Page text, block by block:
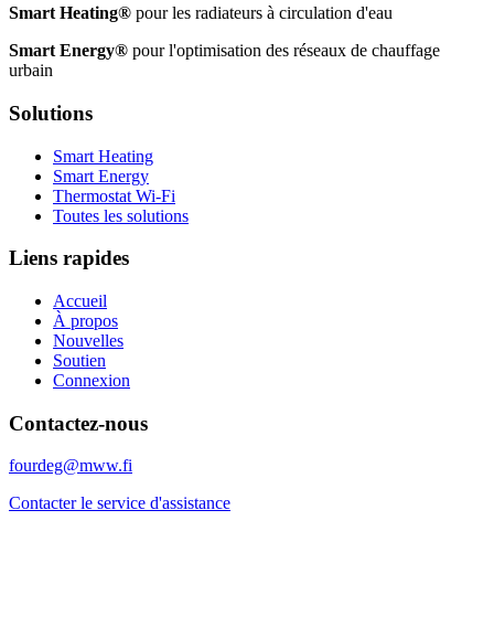
Smart Heating® pour les radiateurs à circulation d'eau
Smart Energy® pour l'optimisation des réseaux de chauffage
urbain
Solutions
Smart Heating
Smart Energy
Thermostat Wi-Fi
Toutes les solutions
Liens rapides
Accueil
À propos
Nouvelles
Soutien
Connexion
Contactez-nous
fourdeg@mww.fi
Contacter le service d'assistance